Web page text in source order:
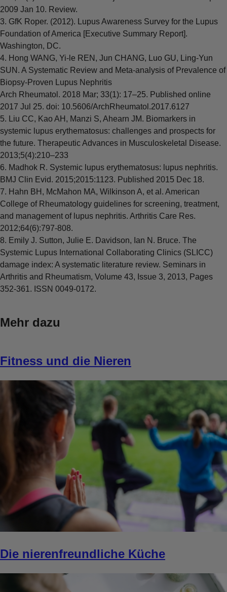
2009 Jan 10. Review.
3. GfK Roper. (2012). Lupus Awareness Survey for the Lupus
Foundation of America [Executive Summary Report].
Washington, DC.
4. Hong WANG, Yi-le REN, Jun CHANG, Luo GU, Ling-Yun
SUN. A Systematic Review and Meta-analysis of Prevalence of
Biopsy-Proven Lupus Nephritis
Arch Rheumatol. 2018 Mar; 33(1): 17–25. Published online
2017 Jul 25. doi: 10.5606/ArchRheumatol.2017.6127
5. Liu CC, Kao AH, Manzi S, Ahearn JM. Biomarkers in
systemic lupus erythematosus: challenges and prospects for
the future. Therapeutic Advances in Musculoskeletal Disease.
2013;5(4):210–233
6. Madhok R. Systemic lupus erythematosus: lupus nephritis.
BMJ Clin Evid. 2015;2015:1123. Published 2015 Dec 18.
7. Hahn BH, McMahon MA, Wilkinson A, et al. American
College of Rheumatology guidelines for screening, treatment,
and management of lupus nephritis. Arthritis Care Res.
2012;64(6):797-808.
8. Emily J. Sutton, Julie E. Davidson, Ian N. Bruce. The
Systemic Lupus International Collaborating Clinics (SLICC)
damage index: A systematic literature review. Seminars in
Arthritis and Rheumatism, Volume 43, Issue 3, 2013, Pages
352-361. ISSN 0049-0172.
Mehr dazu
Fitness und die Nieren
Die nierenfreundliche Küche